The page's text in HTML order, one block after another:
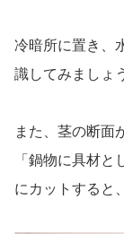
冷暗所に置き、
識してみましょ
また、茎の断面
「鍋物に具材
にカットすると